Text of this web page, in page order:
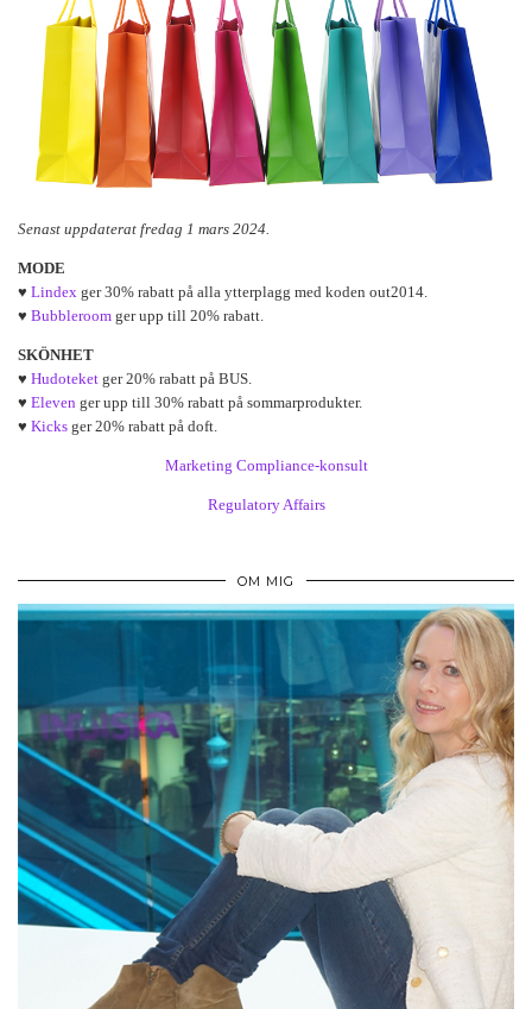
Senast uppdaterat fredag 1 mars 2024.
MODE
♥ Lindex ger 30% rabatt på alla ytterplagg med koden out2014.
♥ Bubbleroom ger upp till 20% rabatt.
SKÖNHET
♥ Hudoteket ger 20% rabatt på BUS.
♥ Eleven ger upp till 30% rabatt på sommarprodukter.
♥ Kicks ger 20% rabatt på doft.
Marketing Compliance-konsult
Regulatory Affairs
OM MIG